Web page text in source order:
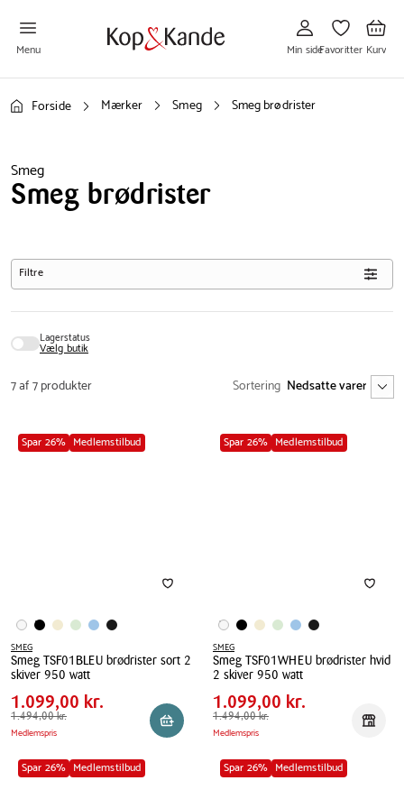
Menu
til
Min
side
Min side
til
Favoritter
Favoritter
til
Kurv
Kurv
Forside Mærker Smeg Smeg brødrister
Smeg
Smeg brødrister
Filtre
Lagerstatus
Vælg butik
7 af 7 produkter Sortering
Spar 26% Medlemstilbud
SMEG
Smeg TSF01BLEU brødrister sort 2
skiver 950 watt
Smeg
TSF01BLEU
brødrister
sort
Pris
tabel
Pris
1.099,00 kr.
Spar
395,00 kr.
Førpris
1.494,00 kr.
1.099,00 kr.
1.494,00 kr.
Medlemspris Reservér i butik
Spar 26% Medlemstilbud
SMEG
Smeg TSF01WHEU brødrister hvid
2 skiver 950 watt
Smeg
TSF01WHEU
brødrister
hvid
Pris
tabel
Pris
1.099,00 kr.
Spar
395,00 kr.
Førpris
1.494,00 kr.
1.099,00 kr.
1.494,00 kr.
Medlemspris
Spar 26% Medlemstilbud Spar 26% Medlemstilbud